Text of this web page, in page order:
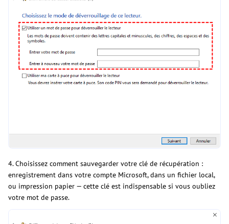
4. Choisissez comment sauvegarder votre clé de récupération :
enregistrement dans votre compte Microsoft, dans un fichier local,
ou impression papier — cette clé est indispensable si vous oubliez
votre mot de passe.